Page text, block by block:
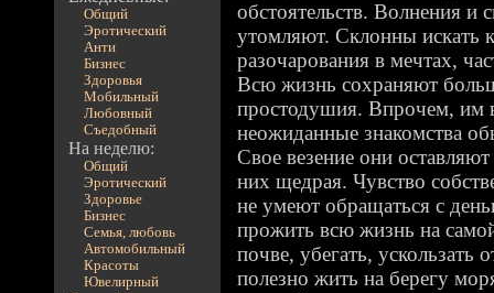
Общий
Эротический
Анти
Бизнес
Здоровья
Мобильный
Любовный
Съедобный
На неделю:
Общий
Эротический
Здоровье
Бизнес
Семья, любовь
Автомобильный
Красоты
Ювелирный
обстоятельств. Волнения и
утомляют. Склонны искать
разочарования в мечтах,
Всю жизнь сохраняют
простодушия. Впрочем, им
неожиданные знакомства
Свое везение они
них щедрая. Чувство
не умеют обращаться с
прожить всю жизнь на
почве, убегать,
полезно жить на берегу